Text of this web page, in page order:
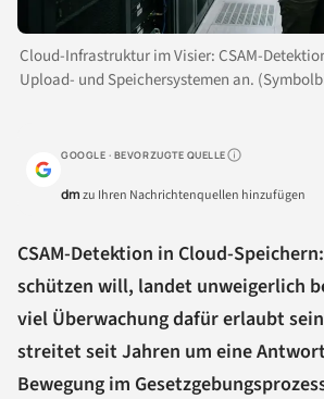
Cloud-Infrastruktur im Visier: CSAM-
Upload- und Speichersystemen an.
GOOGLE · BEVORZUGTE QUELLEWarum lohnt sich
dmzu Ihren Nachrichtenquellen hinzufügen
CSAM-Detektion in Cloud-
schützen will, landet unweigerlich
viel Überwachung dafür erlaubt
streitet seit Jahren um eine
Bewegung im